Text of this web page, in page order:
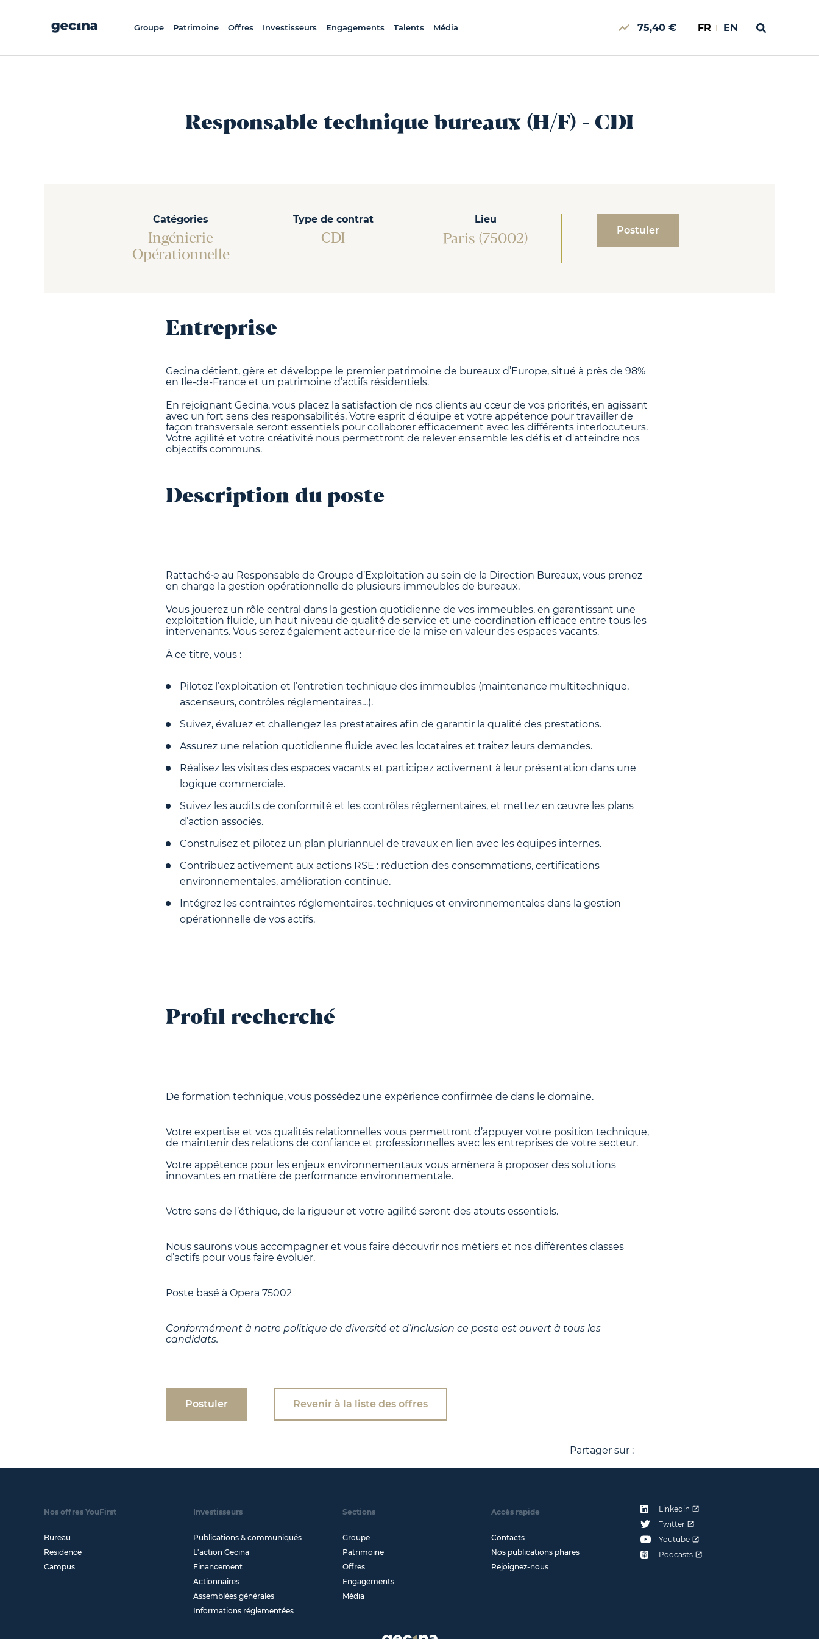
Groupe Patrimoine Offres Investisseurs Engagements Talents Média 75,40 € FR EN
Responsable technique bureaux (H/F) - CDI
Catégories
Ingénierie
Opérationnelle
Type de contrat
CDI
Lieu
Paris (75002)
Postuler
Entreprise
Gecina détient, gère et développe le premier patrimoine de bureaux d’Europe, situé à près de 98%
en Ile-de-France et un patrimoine d’actifs résidentiels.
En rejoignant Gecina, vous placez la satisfaction de nos clients au cœur de vos priorités, en agissant
avec un fort sens des responsabilités. Votre esprit d'équipe et votre appétence pour travailler de
façon transversale seront essentiels pour collaborer efficacement avec les différents interlocuteurs.
Votre agilité et votre créativité nous permettront de relever ensemble les défis et d'atteindre nos
objectifs communs.
Description du poste
Rattaché·e au Responsable de Groupe d’Exploitation au sein de la Direction Bureaux, vous prenez
en charge la gestion opérationnelle de plusieurs immeubles de bureaux.
Vous jouerez un rôle central dans la gestion quotidienne de vos immeubles, en garantissant une
exploitation fluide, un haut niveau de qualité de service et une coordination efficace entre tous les
intervenants. Vous serez également acteur·rice de la mise en valeur des espaces vacants.
À ce titre, vous :
Pilotez l’exploitation et l’entretien technique des immeubles (maintenance multitechnique,
ascenseurs, contrôles réglementaires…).
Suivez, évaluez et challengez les prestataires afin de garantir la qualité des prestations.
Assurez une relation quotidienne fluide avec les locataires et traitez leurs demandes.
Réalisez les visites des espaces vacants et participez activement à leur présentation dans une
logique commerciale.
Suivez les audits de conformité et les contrôles réglementaires, et mettez en œuvre les plans
d’action associés.
Construisez et pilotez un plan pluriannuel de travaux en lien avec les équipes internes.
Contribuez activement aux actions RSE : réduction des consommations, certifications
environnementales, amélioration continue.
Intégrez les contraintes réglementaires, techniques et environnementales dans la gestion
opérationnelle de vos actifs.
Profil recherché
De formation technique, vous possédez une expérience confirmée de dans le domaine.
Votre expertise et vos qualités relationnelles vous permettront d’appuyer votre position technique,
de maintenir des relations de confiance et professionnelles avec les entreprises de votre secteur.
Votre appétence pour les enjeux environnementaux vous amènera à proposer des solutions
innovantes en matière de performance environnementale.
Votre sens de l’éthique, de la rigueur et votre agilité seront des atouts essentiels.
Nous saurons vous accompagner et vous faire découvrir nos métiers et nos différentes classes
d’actifs pour vous faire évoluer.
Poste basé à Opera 75002
Conformément à notre politique de diversité et d’inclusion ce poste est ouvert à tous les
candidats.
Postuler Revenir à la liste des offres
Partager sur :
Nos offres YouFirst
Bureau
Residence
Campus
Investisseurs
Publications & communiqués
L'action Gecina
Financement
Actionnaires
Assemblées générales
Informations réglementées
Sections
Groupe
Patrimoine
Offres
Engagements
Média
Accès rapide
Contacts
Nos publications phares
Rejoignez-nous
Linkedin
Twitter
Youtube
Podcasts